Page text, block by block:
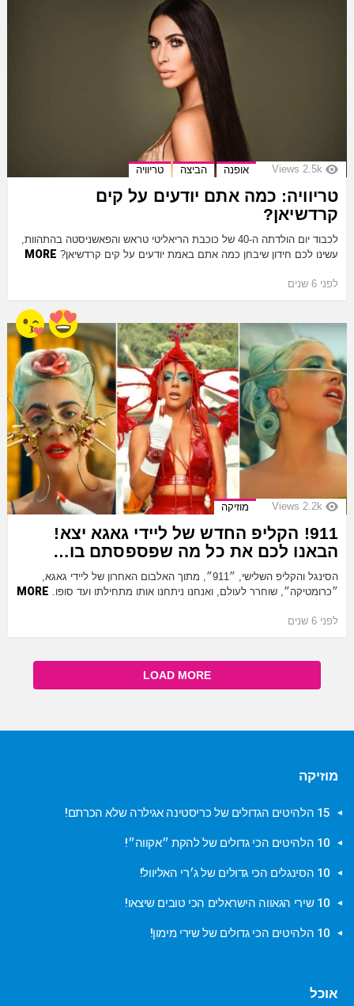
2.5k
Views אופנה הביצה טריוויה
טריוויה: כמה אתם יודעים על קים
קרדשיאן?
לכבוד יום הולדתה ה-40 של כוכבת הריאליטי טראש והפאשניסטה בהתהוות,
עשינו לכם חידון שיבחן כמה אתם באמת יודעים על קים קרדשיאן? MORE
לפני 6 שנים
2.2k
Views מוזיקה
911! הקליפ החדש של ליידי גאגא יצא!
הבאנו לכם את כל מה שפספסתם בו…
הסינגל והקליפ השלישי, ״911״, מתוך האלבום האחרון של ליידי גאגא,
״כרומטיקה״, שוחרר לעולם, ואנחנו ניתחנו אותו מתחילתו ועד סופו. MORE
לפני 6 שנים
LOAD MORE
מוזיקה
15 הלהיטים הגדולים של כריסטינה אגילרה שלא הכרתם!
10 הלהיטים הכי גדולים של להקת ״אקווה״!
10 הסינגלים הכי גדולים של ג׳רי האליוול!
10 שירי הגאווה הישראלים הכי טובים שיצאו!
10 הלהיטים הכי גדולים של שירי מימון!
אוכל